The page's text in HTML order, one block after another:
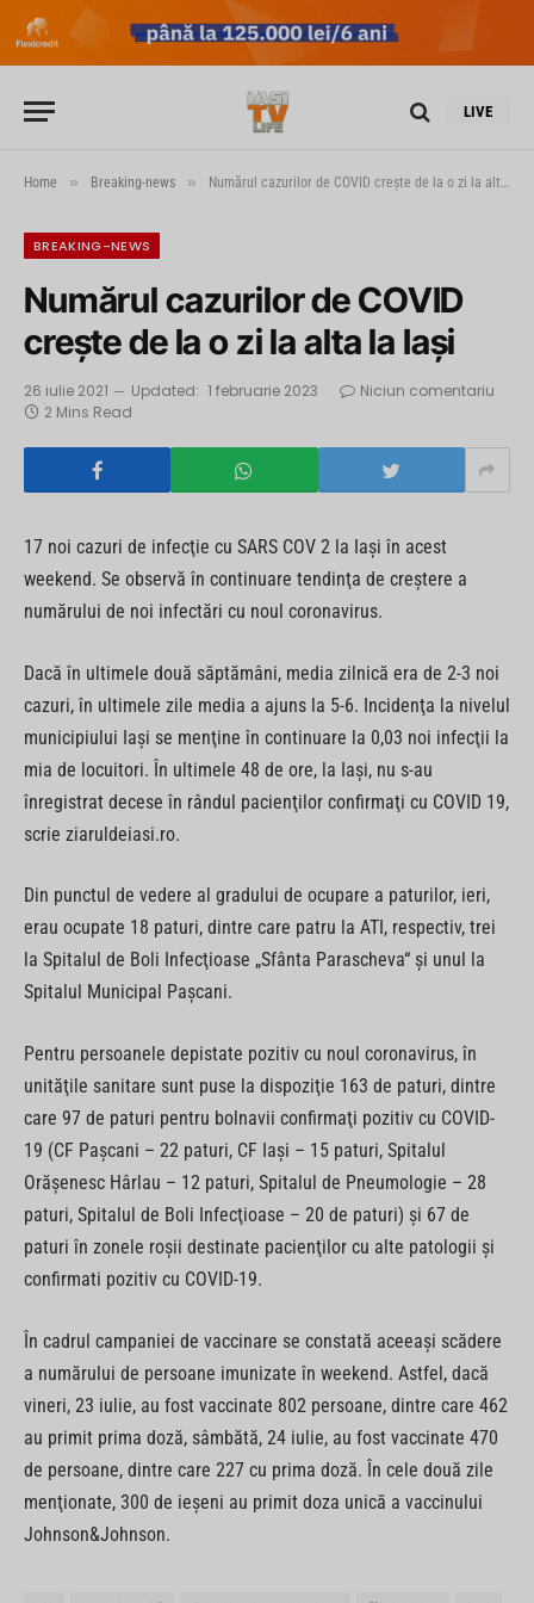
LIVE
Home » Breaking-news » Numărul cazurilor de COVID creşte de la o zi la alta la Iași
BREAKING-NEWS
Numărul cazurilor de COVID
creşte de la o zi la alta la Iași
26 iulie 2021 Updated: 1 februarie 2023
Niciun comentariu
2 Mins Read
17 noi cazuri de infecţie cu SARS COV 2 la Iaşi în acest
weekend. Se observă în continuare tendinţa de creştere a
numărului de noi infectări cu noul coronavirus.
Dacă în ultimele două săptămâni, media zilnică era de 2-3 noi
cazuri, în ultimele zile media a ajuns la 5-6. Incidenţa la nivelul
municipiului Iaşi se menţine în continuare la 0,03 noi infecţii la
mia de locuitori. În ultimele 48 de ore, la Iaşi, nu s-au
înregistrat decese în rândul pacienţilor confirmaţi cu COVID 19,
scrie ziaruldeiasi.ro.
Din punctul de vedere al gradului de ocupare a paturilor, ieri,
erau ocupate 18 paturi, dintre care patru la ATI, respectiv, trei
la Spitalul de Boli Infecţioase „Sfânta Parascheva“ şi unul la
Spitalul Municipal Paşcani.
Pentru persoanele depistate pozitiv cu noul coronavirus, în
unităţile sanitare sunt puse la dispoziţie 163 de paturi, dintre
care 97 de paturi pentru bolnavii confirmaţi pozitiv cu COVID-
19 (CF Paşcani – 22 paturi, CF Iaşi – 15 paturi, Spitalul
Orăşenesc Hârlau – 12 paturi, Spitalul de Pneumologie – 28
paturi, Spitalul de Boli Infecţioase – 20 de paturi) şi 67 de
paturi în zonele roşii destinate pacienţilor cu alte patologii şi
confirmati pozitiv cu COVID-19.
În cadrul campaniei de vaccinare se constată aceeaşi scădere
a numărului de persoane imunizate în weekend. Astfel, dacă
vineri, 23 iulie, au fost vaccinate 802 persoane, dintre care 462
au primit prima doză, sâmbătă, 24 iulie, au fost vaccinate 470
de persoane, dintre care 227 cu prima doză. În cele două zile
menţionate, 300 de ieşeni au primit doza unică a vaccinului
Johnson&Johnson.